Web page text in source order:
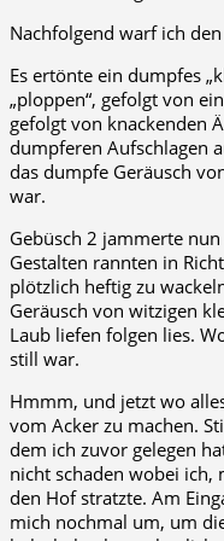
Nachfolgend warf ich den
Es ertönte ein dumpfes
„ploppen“, gefolgt von
gefolgt von knackenden
dumpferen Aufschlagen
das dumpfe Geräusch
war.
Gebüsch 2 jammerte
Gestalten rannten in
plötzlich heftig zu
Geräusch von witzigen
Laub liefen folgen lies.
still war.
Hmmm, und jetzt wo
vom Acker zu machen.
dem ich zuvor gelegen
nicht schaden wobei ich,
den Hof stratzte. Am
mich nochmal um, um